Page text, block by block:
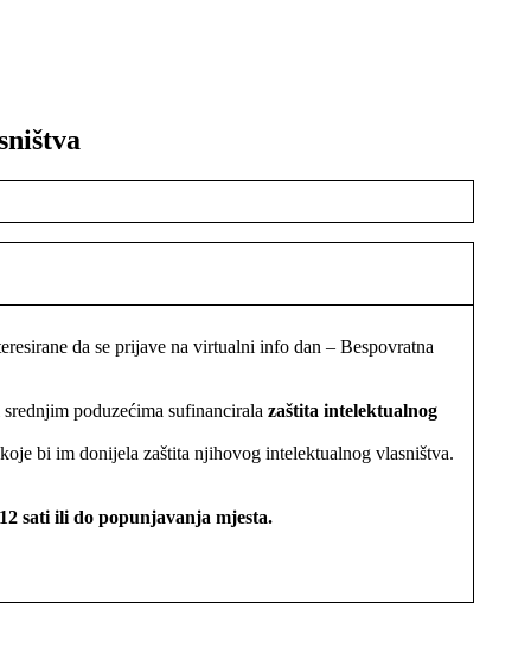
da se prijave na virtualni info dan – Bespovratna
poduzećima sufinancirala zaštita intelektualnog
bi im donijela zaštita njihovog intelektualnog vlasništva.
sati ili do popunjavanja mjesta.